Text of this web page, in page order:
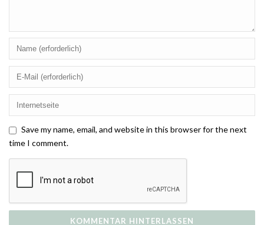
Save my name, email, and website in this browser for the next
time I comment.